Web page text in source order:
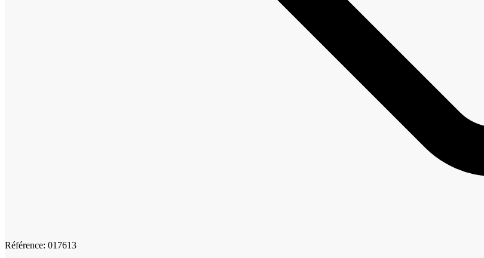
Référence: 017613